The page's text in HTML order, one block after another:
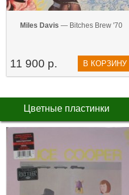
Miles Davis — Bitches Brew '70
11 900 р. В КОРЗИНУ
Цветные пластинки